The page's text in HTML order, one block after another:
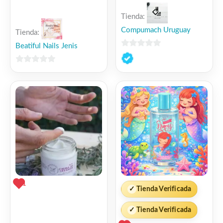
Tienda:
Beatiful Nails Jenis
5
Tienda:
Compumach Uruguay
0
de
1
✓ Tienda Verificada
✓ Tienda Verificada